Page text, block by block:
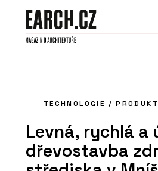
TECHNOLOGIE /
Levná, rychlá a
dřevostavba